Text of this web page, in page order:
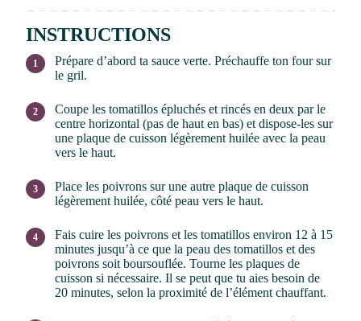
INSTRUCTIONS
Prépare d’abord ta sauce verte. Préchauffe ton four sur
le gril.
Coupe les tomatillos épluchés et rincés en deux par le
centre horizontal (pas de haut en bas) et dispose-les sur
une plaque de cuisson légèrement huilée avec la peau
vers le haut.
Place les poivrons sur une autre plaque de cuisson
légèrement huilée, côté peau vers le haut.
Fais cuire les poivrons et les tomatillos environ 12 à 15
minutes jusqu’à ce que la peau des tomatillos et des
poivrons soit boursouflée. Tourne les plaques de
cuisson si nécessaire. Il se peut que tu aies besoin de
20 minutes, selon la proximité de l’élément chauffant.